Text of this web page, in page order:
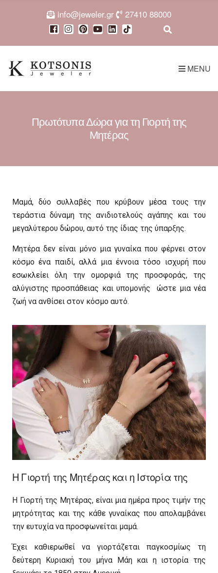
info@jeweler.gr 27410 88000
r
p
s
r
MENU
Πρωτότυπα Δώρα για τη Γιορτή της
Μητέρας
Μαμά, δύο συλλαβές που κρύβουν μέσα τους την
τεράστια δύναμη της ανιδιοτελούς αγάπης και του
μεγαλύτερου δώρου, αυτό της ίδιας της ύπαρξης.
Μητέρα δεν είναι μόνο μια γυναίκα που φέρνει στον
κόσμο ένα παιδί, αλλά μια έννοια τόσο ισχυρή που
εσωκλείει όλη την ομορφιά της προσφοράς, της
αλύγιστης προσπάθειας και υπομονής ώστε μια νέα
ζωή να ανθίσει στον κόσμο αυτό.
Η Γιορτή της Μητέρας και η Ιστορία της
Η Γιορτή της Μητέρας, είναι μια ημέρα προς τιμήν της
μητρότητας και της κάθε γυναίκας που απολαμβάνει
την ευτυχία να προσφωνείται μαμά.
Έχει καθιερωθεί να γιορτάζεται παγκοσμίως τη
δεύτερη Κυριακή του μήνα Μάη και η ιστορία της